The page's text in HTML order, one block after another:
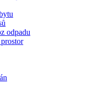
odpadu